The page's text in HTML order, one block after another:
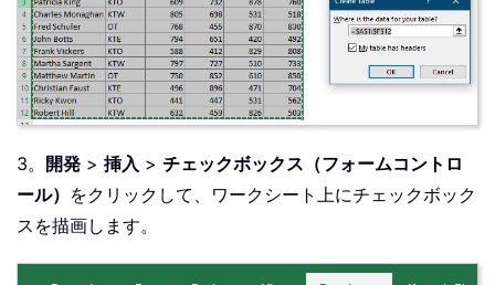
3。 開発 > 挿入 > チェックボックス（フォームコントロ
ール） をクリックして、ワークシート上にチェックボック
スを描画します。